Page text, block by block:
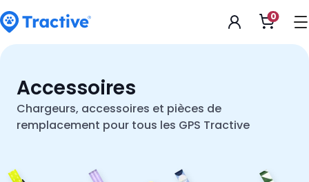
Accessibility
Statement
tractive
Ouvrir
0
Accessoires
Chargeurs, accessoires et pièces de
remplacement pour tous les GPS Tractive